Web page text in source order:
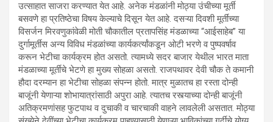
उत्साहात साजरा करण्यात येत आहे. अनेक मंडळांनी मोठ्या उंचीच्या मूर्ती
बसवणे हा प्रतिष्ठेचा विषय केल्याचे दिसून येत आहे. दसऱ्या दिवशी मूर्तींच्या
विसर्जन मिरवणुकांवेळी मोती चौकातील प्रतापसिंह मंडळाच्या “आईसाहेब” या
दुर्गामूर्तीस अन्य विविध मंडळांच्या कार्यकर्त्यांकडून ओटी भरणे व पुष्पवर्षाव
करून भेटीचा कार्यक्रम होत असतो. त्यामध्ये सदर बाजार येथील भारत माता
मंडळाच्या मूर्तीचे भेटणे हा मुख्य सोहळा असतो. राजपथावर देवी चौक ते कमानी
हौदा दरम्यान हा भेटीचा सोहळा संपन्न होतो. मात्र मुळातच हा रस्ता दोन्ही
बाजूंनी येणाऱ्या शोभायात्रांसाठी अपुरा आहे. त्यातच रस्त्याच्या दोन्ही बाजूंनी
अतिक्रमणांसह फुटपाथ व दुचाकी व चारचाकी वाहने लावलेली असतात. मोठ्या